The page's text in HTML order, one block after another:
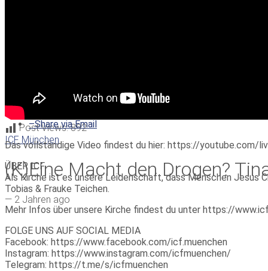
Post Views: 892
ICF München
(K)Eine Macht den Drogen?
— 2 Jahren ago
Share on Twitter
–Share on Facebook
–Share via Email
Das vollständige Video findest du hier: https://youtube.com/
ÜBER ICF
Als Kirche ist es unsere Leidenschaft, dass Menschen Jesus
Tobias & Frauke Teichen.
Mehr Infos über unsere Kirche findest du unter https://
FOLGE UNS AUF SOCIAL MEDIA
Facebook: https://www.facebook.com/icf.muenchen
Instagram: https://www.instagram.com/icfmuenchen/
Telegram: https://t.me/s/icfmuenchen